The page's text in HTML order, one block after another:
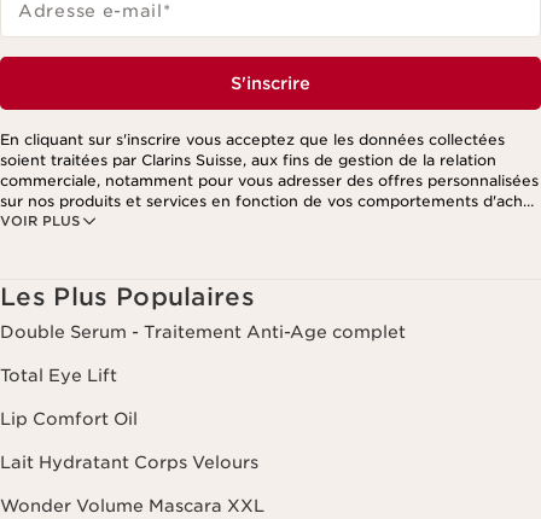
Adresse e-mail*
S'inscrire
VOIR PLUS
En cliquant sur s'inscrire vous acceptez que les données collectées
soient traitées par Clarins Suisse, aux fins de gestion de la relation
commerciale, notamment pour vous adresser des offres personnalisées
sur nos produits et services en fonction de vos comportements d'achat,
de vos habitudes et/ou de vos centres d'intérêts, y compris par
cliquant sur le lien de désinscription présent dans chaque newsletter.
Ces informations sont traitées par Clarins et ses prestataires pour le
traitement de votre commande, à des fins de gestion de la relation
client. Notamment pour vous proposer des offres personnalisées et/ou
pour gérer votre adhésion à notre Programme de fidélité et créer votre
programme beauté personnalisé. Les données sont conservées
dernier contact. Vous disposez d'un droit d'accès, de rectification, de
que d'un droit d'opposition et de limitation de leur traitement. Vous
veuillez consulter notre politique de confidentialité
Les Plus Populaires
Double Serum - Traitement Anti-Age complet
Total Eye Lift
Lip Comfort Oil
Lait Hydratant Corps Velours
Wonder Volume Mascara XXL